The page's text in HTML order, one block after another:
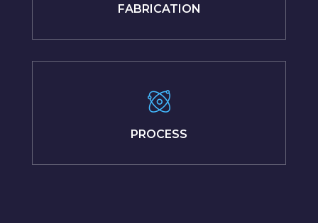
FABRICATION
PROCESS